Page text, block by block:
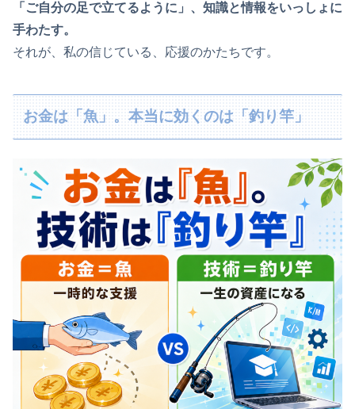
「ご自分の足で立てるように」、知識と情報をいっしょに
手わたす。
それが、私の信じている、応援のかたちです。
お金は「魚」。本当に効くのは「釣り竿」